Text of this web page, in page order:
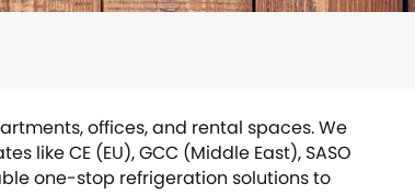
offices, and rental spaces. We
CE (EU), GCC (Middle East), SASO
one-stop refrigeration solutions to